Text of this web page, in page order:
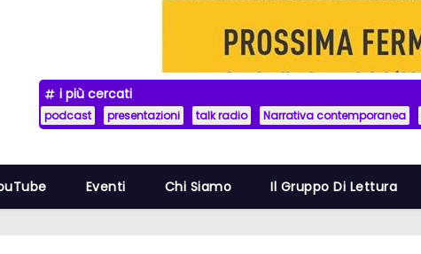
i più cercati
podcast presentazioni talk radio Narrativa contemporanea
Eventi Chi Siamo Il Gruppo Di Lettura